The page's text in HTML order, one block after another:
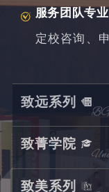
服务团队专业
定校咨询、
致远系列
致菁学院
致美系列